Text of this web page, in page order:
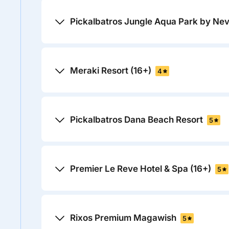
Pickalbatros Jungle Aqua Park by
Meraki Resort (16+) 4
Pickalbatros Dana Beach Resort 5
Premier Le Reve Hotel & Spa (16+) 5
Rixos Premium Magawish 5